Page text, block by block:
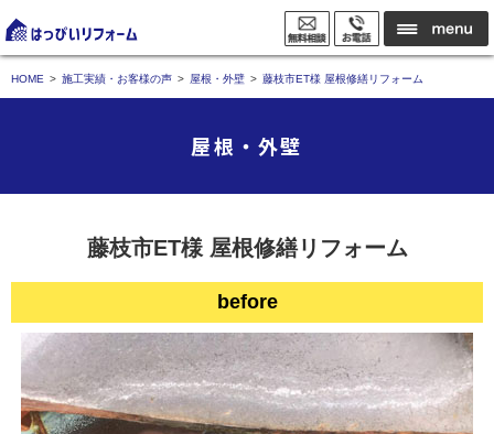
HOME 施工実績・お客様の声 屋根・外壁 藤枝市ET様 屋根修繕リフォーム
屋根・外壁
藤枝市ET様 屋根修繕リフォーム
before